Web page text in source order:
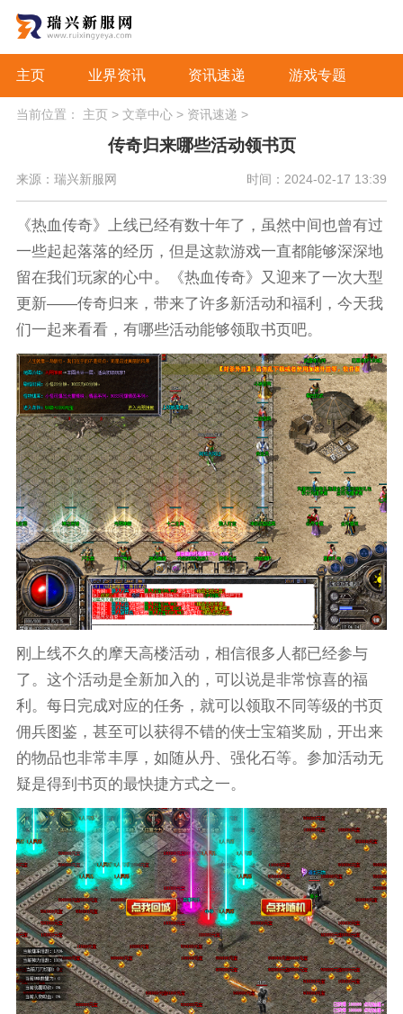
主页 业界资讯 资讯速递 游戏专题
当前位置： 主页> 文章中心> 资讯速递 >
传奇归来哪些活动领书页
来源：瑞兴新服网 时间：2024-02-17 13:39
《热血传奇》上线已经有数十年了，虽然中间也曾有过
一些起起落落的经历，但是这款游戏一直都能够深深地
留在我们玩家的心中。《热血传奇》又迎来了一次大型
更新——传奇归来，带来了许多新活动和福利，今天我
们一起来看看，有哪些活动能够领取书页吧。
刚上线不久的摩天高楼活动，相信很多人都已经参与
了。这个活动是全新加入的，可以说是非常惊喜的福
利。每日完成对应的任务，就可以领取不同等级的书页
佣兵图鉴，甚至可以获得不错的侠士宝箱奖励，开出来
的物品也非常丰厚，如随从丹、强化石等。参加活动无
疑是得到书页的最快捷方式之一。